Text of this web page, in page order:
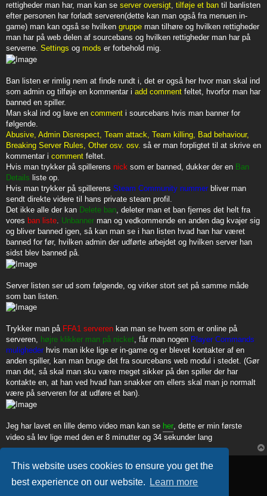
This website uses cookies to ensure you get the
best experience on our website.
Learn more
rettigheder man har, man kan se server oversigt, tilføje et ban til banlisten
efter personen har forladt serveren(dette kan man også fra menuen in-
game) man kan også se hvilken gruppe man tilhøre og hvilken rettigheder
man har på web delen af sourcebans og hvilken rettigheder man har på
serverne. Settings og mods er forbehold mig.
Ban listen er rimlig nem at finde rundt i, det er også her hvor man skal ind
som admin og tilføje en kommentar i add comment feltet, hvorfor man har
banned en spiller.
Man skal ind og lave en comment i sourcebans hvis man banner for
følgende.
Abusive, Admin Disrespect, Team attack, Team killing, Bad behaviour,
Breaking Server Rules, Other osv. osv. så er man forpligtet til at skrive en
kommentar i comment feltet.
Hvis man trykker på spillerens nick som er banned, dukker der en Ban
Details liste op.
Hvis man trykker på spillerens Steam Community nummer bliver man
sendt direkte videre til hans private steam profil.
Det ikke alle der kan Delete ban, deleter man et ban fjernes det helt fra
vores ban liste. Unbanner man og vedkommende en anden dag kvajer sig
og bliver banned igen, så kan man se i han listen hvad han har været
banned for før, hvilken admin der udførte arbejdet og hvilken server han
sidst blev banned på.
Server listen ser ud som følgende, og virker stort set på samme måde
som ban listen.
Trykker man på FFA1 serveren kan man se hvem som er online på
serveren, højre klikker man på nicket, får man nogen Player Commands
muligheder hvis man ikke lige er in-game og er blevet kontakter af en
anden spiller, kan man bruge det fra sourcebans web modul i stedet. (Gør
man det, så skal man sku være meget sikker på den spiller der har
kontakte en, at han ved hvad han snakker om ellers skal man jo normalt
være på serveren for at udføre et ban).
Jeg har lavet en lille demo video man kan se her , dette er min første
video så lev lige med den er 8 minutter og 34 sekunder lang
Locked